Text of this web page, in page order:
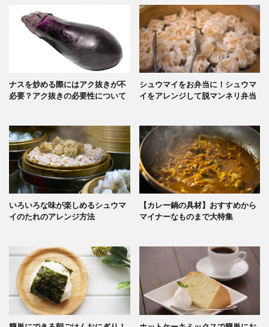
ナスを炒める際にはアク抜きが不
必要？アク抜きの必要性について
シュウマイをお弁当に！シュウマ
イをアレンジして脱マンネリ弁当
いろいろな味が楽しめるシュウマ
イのたれのアレンジ方法
【カレー鍋の具材】おすすめから
マイナーなものまで大特集